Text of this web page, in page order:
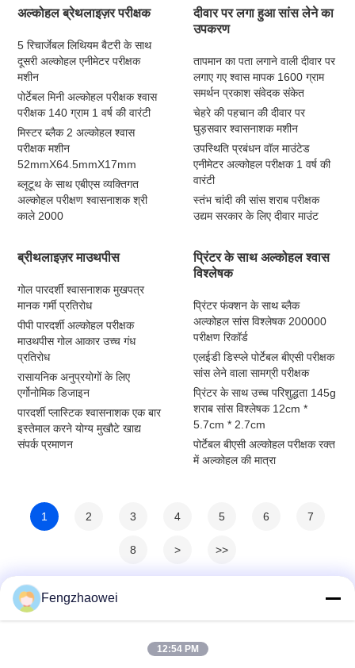
अल्कोहल ब्रेथलाइज़र परीक्षक
5 रिचार्जेबल लिथियम बैटरी के साथ
दूसरी अल्कोहल एनीमेटर परीक्षक
मशीन
पोर्टेबल मिनी अल्कोहल परीक्षक श्वास
परीक्षक 140 ग्राम 1 वर्ष की वारंटी
मिस्टर ब्लैक 2 अल्कोहल श्वास
परीक्षक मशीन
52mmX64.5mmX17mm
ब्लूटूथ के साथ एबीएस व्यक्तिगत
अल्कोहल परीक्षण श्वासनाशक श्री
काले 2000
दीवार पर लगा हुआ सांस लेने का
उपकरण
तापमान का पता लगाने वाली दीवार पर
लगाए गए श्वास मापक 1600 ग्राम
समर्थन प्रकाश संवेदक संकेत
चेहरे की पहचान की दीवार पर
घुड़सवार श्वासनाशक मशीन
उपस्थिति प्रबंधन वॉल माउंटेड
एनीमेटर अल्कोहल परीक्षक 1 वर्ष की
वारंटी
स्तंभ चांदी की सांस शराब परीक्षक
उद्यम सरकार के लिए दीवार माउंट
ब्रीथलाइज़र माउथपीस
गोल पारदर्शी श्वासनाशक मुखपत्र
मानक गर्मी प्रतिरोध
पीपी पारदर्शी अल्कोहल परीक्षक
माउथपीस गोल आकार उच्च गंध
प्रतिरोध
रासायनिक अनुप्रयोगों के लिए
एर्गोनोमिक डिजाइन
पारदर्शी प्लास्टिक श्वासनाशक एक बार
इस्तेमाल करने योग्य मुखौटे खाद्य
संपर्क प्रमाणन
प्रिंटर के साथ अल्कोहल श्वास
विश्लेषक
प्रिंटर फंक्शन के साथ ब्लैक
अल्कोहल सांस विश्लेषक 200000
परीक्षण रिकॉर्ड
एलईडी डिस्प्ले पोर्टेबल बीएसी परीक्षक
सांस लेने वाला सामग्री परीक्षक
प्रिंटर के साथ उच्च परिशुद्धता 145g
शराब सांस विश्लेषक 12cm *
5.7cm * 2.7cm
पोर्टेबल बीएसी अल्कोहल परीक्षक रक्त
में अल्कोहल की मात्रा
1 2 3 4 5 6 7
8 > >>
Fengzhaowei
12:54 PM